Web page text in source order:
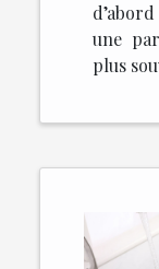
une
plus